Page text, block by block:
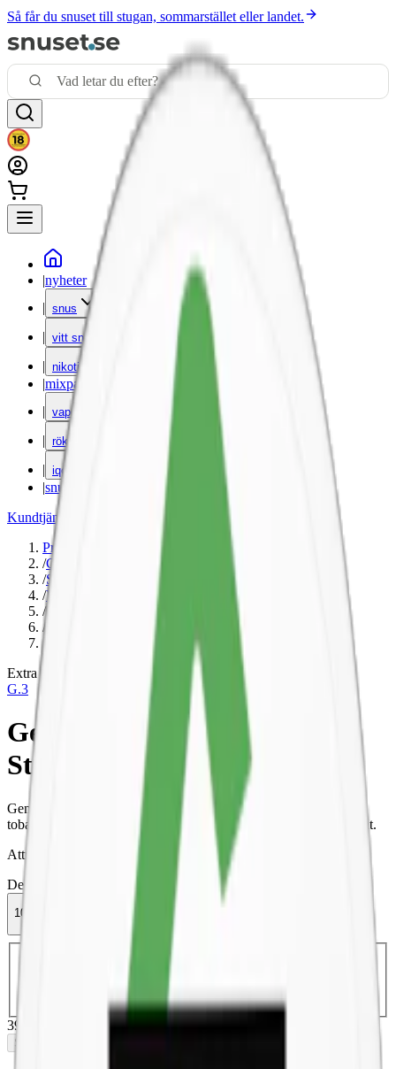
Så får du snuset till stugan, sommarstället eller landet.
|nyheter
| snus
| vitt snus
| nikotinfritt
|mixpack
| vape
| rökning
| iqos
|snuskuriren
Kundtjänst
Produkter
/G.3
/Snus
/Vit Portion
/Slim
/
/
Extra Stark
G.3
General G.3 Blue Mint Extra
Stark
General G.3 Blue Mint är ett extra starkt snus med en kryddig
tobakskaraktär och inslag av pepparmint. Vit portion i slim-format.
Attribut
Delisted
G.3 Slim Vit Portion
10-pack
44,90 kr
1 193,40 kr
1 974,50 kr39,49 kr/st
399,90 kr
10-pack
Slut i lager